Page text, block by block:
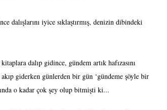
dalışlarını iyice sıklaştırmış, denizin dibindeki
dalıp gidince, gündem artık hafızasını
giderken günlerden bir gün ‘gündeme şöyle bir
o kadar çok şey olup bitmişti ki...